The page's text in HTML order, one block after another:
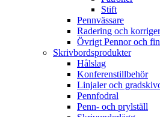
Stift
Pennvässare
Radering och
Övrigt Pennor och
Skrivbordsprodukter
Hålslag
Konferenstillbehör
Linjaler och
Pennfodral
Penn- och prylställ